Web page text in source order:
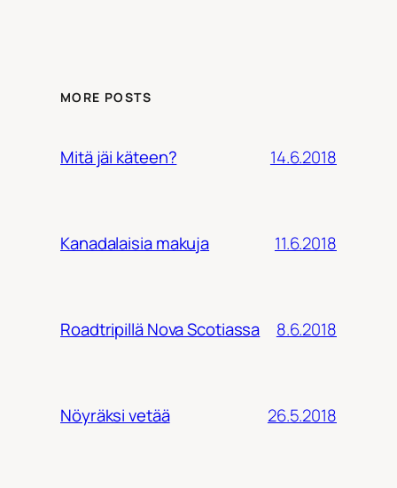
MORE POSTS
Mitä jäi käteen? 14.6.2018
Kanadalaisia makuja 11.6.2018
Roadtripillä Nova Scotiassa 8.6.2018
Nöyräksi vetää 26.5.2018